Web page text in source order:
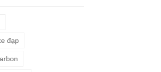
đạp